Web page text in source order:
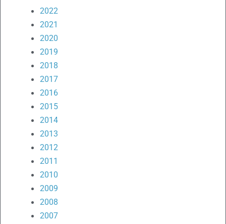
2022
2021
2020
2019
2018
2017
2016
2015
2014
2013
2012
2011
2010
2009
2008
2007